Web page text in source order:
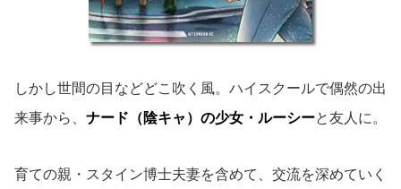
しかし世間の目などどこ吹く風。ハイスクールで偶然の出
来事から、 ナード（陰キャ）の少女・ルーシーと友人に。
育ての親・スタイン博士夫妻を含めて、交流を深めていく